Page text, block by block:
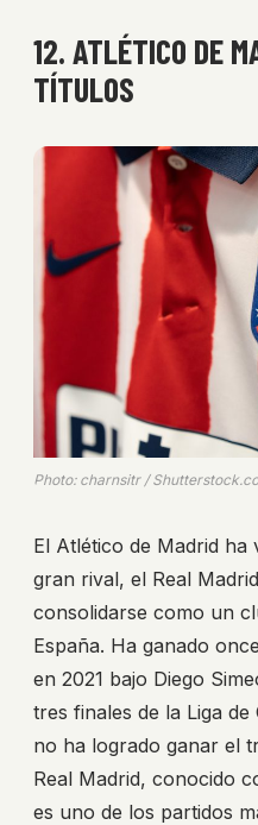
12. ATLÉTICO DE
TÍTULOS
Photo: charnsitr /
El Atlético de Madrid ha
gran rival, el Real
consolidarse como un
España. Ha ganado
en 2021 bajo Diego
tres finales de la Liga
no ha logrado ganar el
Real Madrid, conocido
es uno de los partidos